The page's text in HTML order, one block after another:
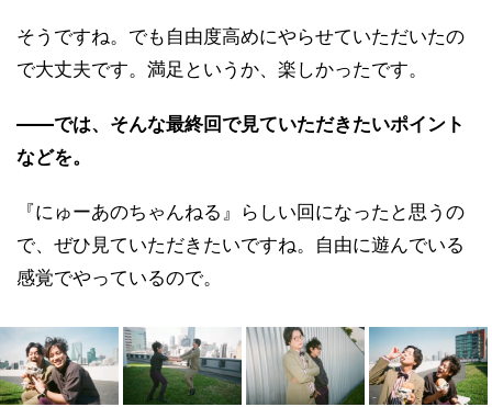
そうですね。でも自由度高めにやらせていただいたの
で大丈夫です。満足というか、楽しかったです。
――では、そんな最終回で見ていただきたいポイント
などを。
『にゅーあのちゃんねる』らしい回になったと思うの
で、ぜひ見ていただきたいですね。自由に遊んでいる
感覚でやっているので。